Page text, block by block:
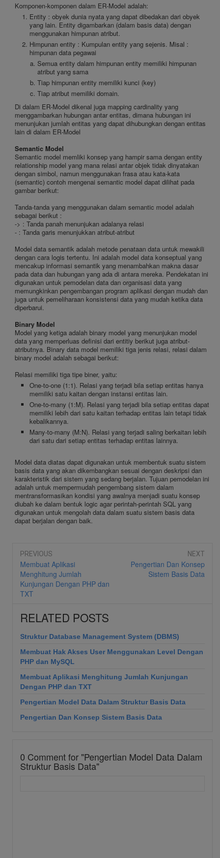
Komponen-komponen dalam ER-Model adalah:
Entity : obyek dunia nyata yang dapat dibedakan dari obyek
yang lain. Entity digambarkan (dalam basis data) dengan
menggunakan himpunan atribut.
Himpunan entity : Kumpulan entity yang sejenis. Misal :
himpunan data pegawai
Semua entity dalam himpunan entity memiliki himpunan
atribut yang sama
Tiap himpunan entity memiliki kunci (key)
Tiap atribut memiliki domain.
Di dalam ER-Model dikenal juga mapping cardinality yang
menggambarkan hubungan antar entitas, dimana hubungan ini
menunjukan jumlah entitas yang dapat dihubungkan dengan entitas
lain di dalam ER-Model
Semantic Model
Semantic model memliki konsep yang hampir sama dengan entity
relationship model yang mana relasi antar objek tidak dinyatakan
dengan simbol, namun menggunakan frasa atau kata-kata
(semantic) contoh mengenai semantic model dapat dilihat pada
gambar berikut:
Tanda-tanda yang menggunakan dalam semantic model adalah
sebagai berikut :
-> : Tanda panah menunjukan adalanya relasi
- : Tanda garis menunjukkan atribut-atribut
Model data semantik adalah metode penataan data untuk mewakili
dengan cara logis tertentu. Ini adalah model data konseptual yang
mencakup informasi semantik yang menambahkan makna dasar
pada data dan hubungan yang ada di antara mereka. Pendekatan ini
digunakan untuk pemodelan data dan organisasi data yang
memungkinkan pengembangan program aplikasi dengan mudah dan
juga untuk pemeliharaan konsistensi data yang mudah ketika data
diperbarui.
Binary Model
Model yang ketiga adalah binary model yang menunjukan model
data yang memperluas definisi dari entitiy berikut juga atribut-
atributnya. Binary data model memiliki tiga jenis relasi, relasi dalam
binary model adalah sebagai berikut:
Relasi memiliki tiga tipe biner, yaitu:
One-to-one (1:1). Relasi yang terjadi bila setiap entitas hanya
memiliki satu kaitan dengan instansi entitas lain.
One-to-many (1:M). Relasi yang terjadi bila setiap entitas dapat
memiliki lebih dari satu kaitan terhadap entitas lain tetapi tidak
kebalikannya.
Many-to-many (M:N). Relasi yang terjadi saling berkaitan lebih
dari satu dari setiap entitas terhadap entitas lainnya.
Model data diatas dapat digunakan untuk membentuk suatu sistem
basis data yang akan dikembangkan sesuai dengan deskripsi dan
karakteristik dari sistem yang sedang berjalan. Tujuan pemodelan ini
adalah untuk mempermudah pengembang sistem dalam
mentransformasikan kondisi yang awalnya menjadi suatu konsep
diubah ke dalam bentuk logic agar perintah-perintah SQL yang
digunakan untuk mengolah data dalam suatu sistem basis data
dapat berjalan dengan baik.
PREVIOUS
Membuat Aplikasi
Menghitung Jumlah
Kunjungan Dengan PHP dan
TXT
NEXT
Pengertian Dan Konsep
Sistem Basis Data
RELATED POSTS
Struktur Database Management System (DBMS)
Membuat Hak Akses User Menggunakan Level Dengan
PHP dan MySQL
Membuat Aplikasi Menghitung Jumlah Kunjungan
Dengan PHP dan TXT
Pengertian Model Data Dalam Struktur Basis Data
Pengertian Dan Konsep Sistem Basis Data
0 Comment for "Pengertian Model Data Dalam
Struktur Basis Data"